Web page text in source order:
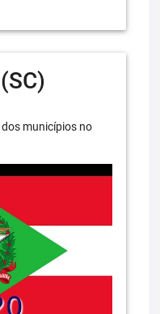
municípios no